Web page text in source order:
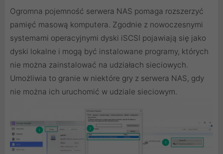
Ogromna pojemność serwera NAS pomaga rozszerzyć
pamięć masową komputera. Zgodnie z nowoczesnymi
systemami operacyjnymi dyski iSCSI pojawiają się jako
dyski lokalne i mogą być instalowane programy, których
nie można zainstalować na udziałach sieciowych.
Umożliwia to granie w niektóre gry z serwera NAS, gdy
nie można ich uruchomić w udziale sieciowym.